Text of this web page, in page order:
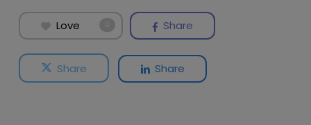
Love 0 Share
Share Share